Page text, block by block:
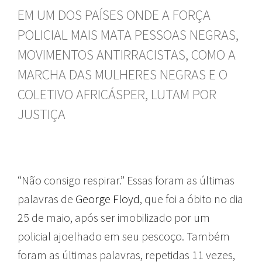
EM UM DOS PAÍSES ONDE A FORÇA
POLICIAL MAIS MATA PESSOAS NEGRAS,
MOVIMENTOS ANTIRRACISTAS, COMO A
MARCHA DAS MULHERES NEGRAS E O
COLETIVO AFRICÁSPER, LUTAM POR
JUSTIÇA
“Não consigo respirar.” Essas foram as últimas
palavras de George Floyd, que foi a óbito no dia
25 de maio, após ser imobilizado por um
policial ajoelhado em seu pescoço. Também
foram as últimas palavras, repetidas 11 vezes,